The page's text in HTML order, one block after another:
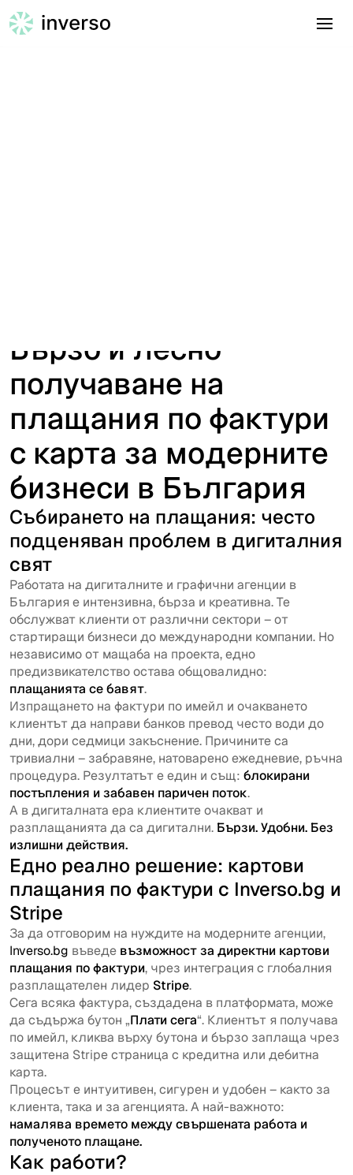
Бързо и лесно
получаване на
плащания по фактури
с карта за модерните
бизнеси в България
Събирането на плащания: често
подценяван проблем в дигиталния
свят
Работата на дигиталните и графични агенции в
България е интензивна, бърза и креативна. Те
обслужват клиенти от различни сектори – от
стартиращи бизнеси до международни компании. Но
независимо от мащаба на проекта, едно
предизвикателство остава общовалидно:
плащанията се бавят.
Изпращането на фактури по имейл и очакването
клиентът да направи банков превод често води до
дни, дори седмици закъснение. Причините са
тривиални – забравяне, натоварено ежедневие, ръчна
процедура. Резултатът е един и същ: блокирани
постъпления и забавен паричен поток.
А в дигиталната ера клиентите очакват и
разплащанията да са дигитални. Бързи. Удобни. Без
излишни действия.
Едно реално решение: картови
плащания по фактури с Inverso.bg и
Stripe
За да отговорим на нуждите на модерните агенции,
Inverso.bg въведе възможност за директни картови
плащания по фактури, чрез интеграция с глобалния
разплащателен лидер Stripe.
Сега всяка фактура, създадена в платформата, може
да съдържа бутон „Плати сега“. Клиентът я получава
по имейл, кликва върху бутона и бързо заплаща чрез
защитена Stripe страница с кредитна или дебитна
карта.
Процесът е интуитивен, сигурен и удобен – както за
клиента, така и за агенцията. А най-важното:
намалява времето между свършената работа и
полученото плащане.
Как работи?